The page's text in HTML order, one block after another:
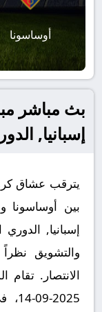
أوساسونا
بث مباشر
إسبانيا,
يترقب عشاق
بين أوساسونا
إسبانيا,
والتشويق
الانتصار. تقام